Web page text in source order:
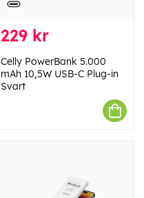
229 kr
Celly PowerBank 5.000
mAh 10,5W USB-C Plug-in
Svart